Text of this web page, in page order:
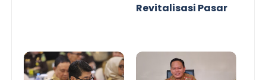
Revitalisasi Pasar